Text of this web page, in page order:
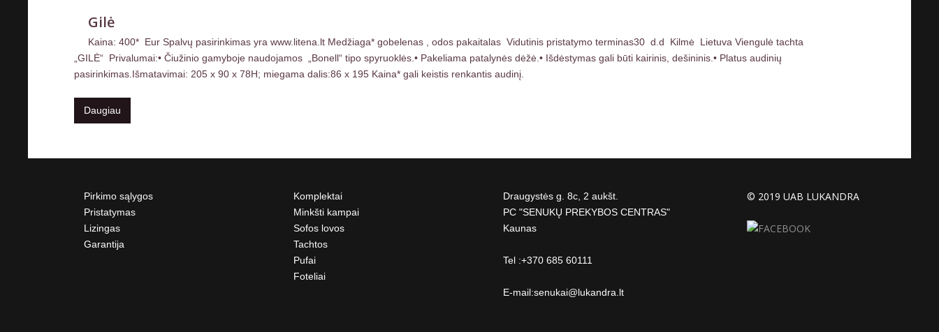
Gilė
Kaina: 400* Eur Spalvų pasirinkimas yra www.litena.lt Medžiaga* gobelenas , odos pakaitalas Vidutinis pristatymo terminas30 d.d Kilmė Lietuva Viengulė tachta
„GILĖ“ Privalumai:• Čiužinio gamyboje naudojamos „Bonell“ tipo spyruoklės.• Pakeliama patalynės dėžė.• Išdėstymas gali būti kairinis, dešininis.• Platus audinių
pasirinkimas.Išmatavimai: 205 x 90 x 78H; miegama dalis:86 x 195 Kaina* gali keistis renkantis audinį.
Daugiau
Pirkimo sąlygos
Pristatymas
Lizingas
Garantija
Komplektai
Minkšti kampai
Sofos lovos
Tachtos
Pufai
Foteliai
Draugystės g. 8c, 2 aukšt.
PC "SENUKŲ PREKYBOS CENTRAS"
Kaunas
Tel :+370 685 60111
E-mail:senukai@lukandra.lt
© 2019 UAB LUKANDRA